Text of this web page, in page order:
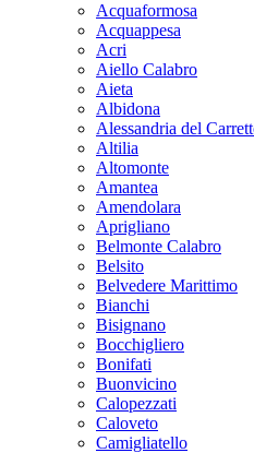
Acquaformosa
Acquappesa
Acri
Aiello Calabro
Aieta
Albidona
Alessandria del
Altilia
Altomonte
Amantea
Amendolara
Aprigliano
Belmonte Calabro
Belsito
Belvedere Marittimo
Bianchi
Bisignano
Bocchigliero
Bonifati
Buonvicino
Calopezzati
Caloveto
Camigliatello